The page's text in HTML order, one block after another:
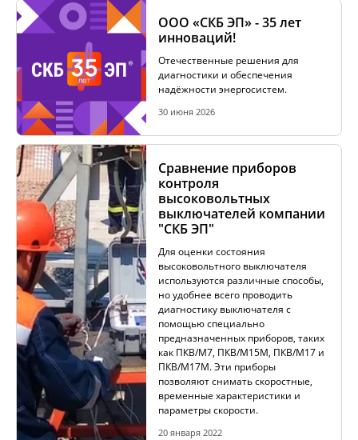
МИНИМАЛЬНОГО НАПРЯЖЕНИЯ
СРАБАТЫВАНИЯ
ИЗМЕРЕНИЕ СОПРОТИВЛЕНИЯ В
БЕЗИНДУКТИВНЫХ ОБЪЕКТАХ
ИЗМЕРЕНИЕ СОПРОТИВЛЕНИЯ В ИНДУКТИВНЫХ
ОБЪЕКТАХ
РАЗМАГНИЧИВАНИЕ ТРАНСФОРМАТОРОВ
ИСПЫТАНИЯ НА НАГРЕВ (ТЕСТ ОХЛАЖДЕНИЯ)
ДИАГНОСТИКА УСТРОЙСТВ РПН СИЛОВЫХ
ТРАНСФОРМАТОРОВ
КОМПЛЕКТЫ ДЛЯ ЭЛЕКТРОТЕХНИЧЕСКИХ
ЛАБОРАТОРИЙ (ЭТЛ)
ООО «СКБ ЭП» - 35 лет
инноваций!
Отечественные решения для
диагностики и обеспечения
надёжности энергосистем.
30 июня 2026
Сравнение приборов
контроля
высоковольтных
выключателей компании
"СКБ ЭП"
Для оценки состояния
высоковольтного выключателя
используются различные способы,
но удобнее всего проводить
диагностику выключателя с
помощью специально
предназначенных приборов, таких
как ПКВ/М7, ПКВ/М15М, ПКВ/М17 и
ПКВ/М17М. Эти приборы
позволяют снимать скоростные,
временные характеристики и
параметры скорости.
20 января 2022